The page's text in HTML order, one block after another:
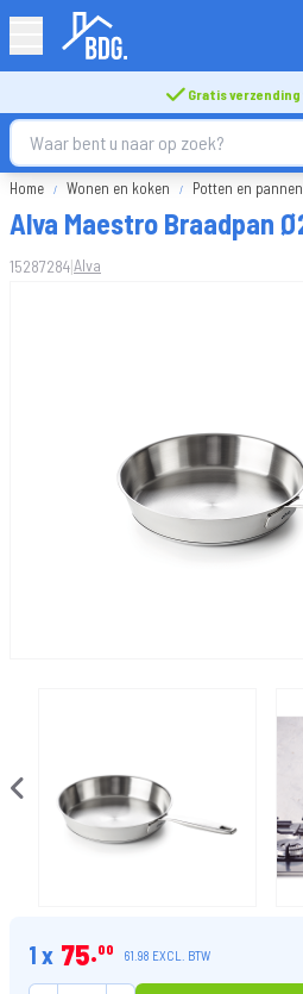
Gratis verzending
Home Wonen en koken Potten en pannen
Alva Maestro Braadpan
15287284|Alva
1 x 75 00 61.98 EXCL. BTW